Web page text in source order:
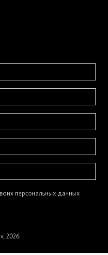
персональных данных
2026